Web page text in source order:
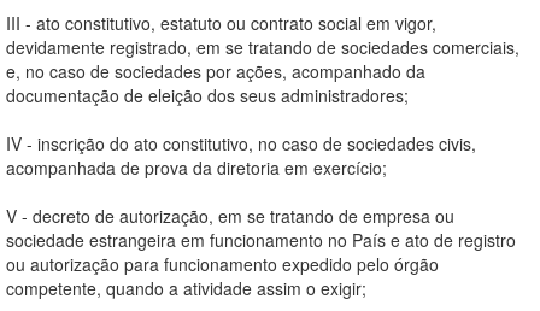
III - ato constitutivo, estatuto ou contrato social em vigor,
devidamente registrado, em se tratando de sociedades comerciais,
e, no caso de sociedades por ações, acompanhado da
documentação de eleição dos seus administradores;
IV - inscrição do ato constitutivo, no caso de sociedades civis,
acompanhada de prova da diretoria em exercício;
V - decreto de autorização, em se tratando de empresa ou
sociedade estrangeira em funcionamento no País e ato de registro
ou autorização para funcionamento expedido pelo órgão
competente, quando a atividade assim o exigir;